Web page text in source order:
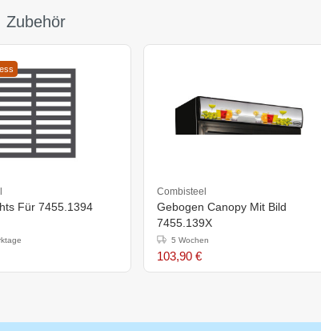
Zubehör
Für 7455.1394
Combisteel
Gebogen Canopy Mit Bild
7455.139X
5 Wochen
103,90 €